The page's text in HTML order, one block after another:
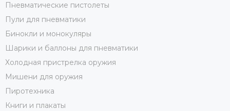
Пневматические пистолеты
Пули для пневматики
Бинокли и монокуляры
Шарики и баллоны для пневматики
Холодная пристрелка оружия
Мишени для оружия
Пиротехника
Книги и плакаты